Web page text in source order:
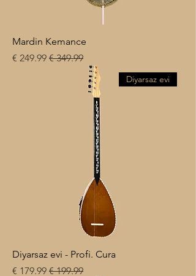
Mardin Kemance
سعر عاديسعر البيع
Diyarsaz evi
Diyarsaz evi - Profi. Cura
سعر عاديسعر البيع